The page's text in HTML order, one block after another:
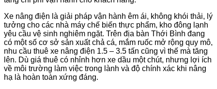
Xe nâng điện là giải pháp vận hành êm ái, không khói thải, lý
tưởng cho các nhà máy chế biến thực phẩm, kho đông lạnh
yêu cầu vệ sinh nghiêm ngặt. Trên địa bàn Thới Bình đang
có một số cơ sở sản xuất chả cá, mắm ruốc mở rộng quy mô,
nhu cầu thuê xe nâng điện 1.5 – 3.5 tấn cũng vì thế mà tăng
lên. Dù giá thuê có nhỉnh hơn xe dầu một chút, nhưng lợi ích
về môi trường làm việc trong lành và độ chính xác khi nâng
hạ là hoàn toàn xứng đáng.